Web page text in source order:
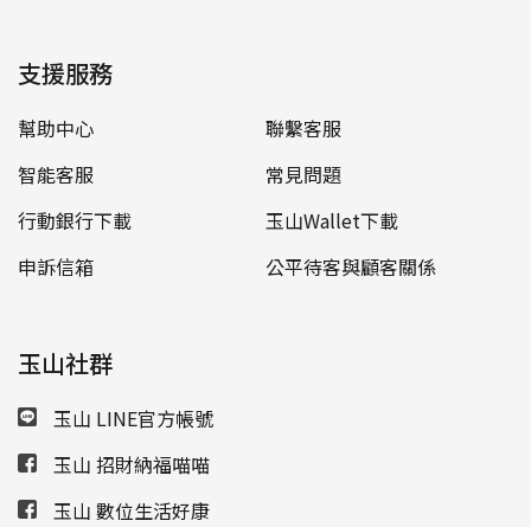
支援服務
幫助中心
聯繫客服
智能客服
常見問題
行動銀行下載
玉山Wallet下載
申訴信箱
公平待客與顧客關係
玉山社群
玉山 LINE官方帳號
玉山 招財納福喵喵
玉山 數位生活好康